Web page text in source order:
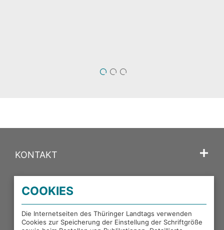
1 2
KONTAKT
PORTALE DES THÜRINGER LANDTAGS
COOKIES
Die Internetseiten des Thüringer Landtags verwenden
Cookies zur Speicherung der Einstellung der Schriftgröße